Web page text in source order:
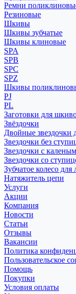
Ремни
Резиновые
Шкивы
Шкивы зубчатые
Шкивы клиновые
SPA
SPB
SPC
SPZ
Шкивы
PJ
PL
Заготовки для
Звёздочки
Двойные звездочки
Звездочки без
Звездочки с
Звездочки со
Зубчатое колесо
Натяжитель цепи
Услуги
Акции
Компания
Новости
Статьи
Отзывы
Вакансии
Политика
Пользовательское
Помощь
Покупки
Условия оплаты